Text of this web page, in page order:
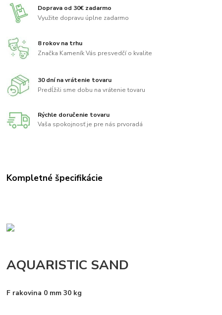
Doprava od 30€ zadarmo
Využite dopravu úplne zadarmo
8 rokov na trhu
Značka Kameník Vás presvedčí o kvalite
30 dní na vrátenie tovaru
Predĺžili sme dobu na vrátenie tovaru
Rýchle doručenie tovaru
Vaša spokojnosť je pre nás prvoradá
Kompletné špecifikácie
AQUARISTIC SAND
F rakovina 0 mm 30 kg